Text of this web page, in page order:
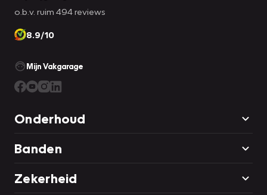
o.b.v. ruim 494 reviews
8.9/10
Mijn Vakgarage
Onderhoud
Banden
Zekerheid